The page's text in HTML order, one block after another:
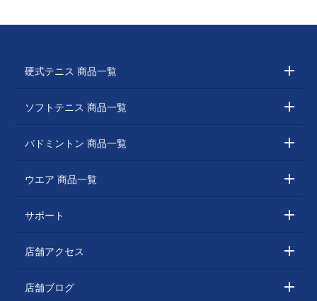
硬式テニス 商品一覧
ソフトテニス 商品一覧
バドミントン 商品一覧
ウエア 商品一覧
サポート
店舗アクセス
店舗ブログ